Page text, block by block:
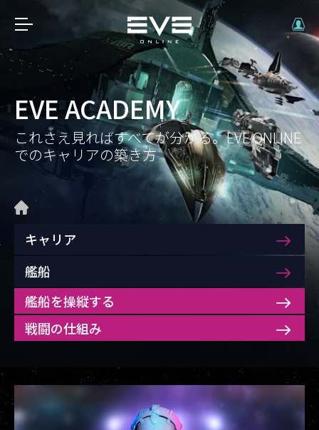
EVE ACADEMY
これさえ見ればすべてが分かる。EVE ONLINE
でのキャリアの築き方
キャリア
艦船
艦船を操縦する
戦闘の仕組み